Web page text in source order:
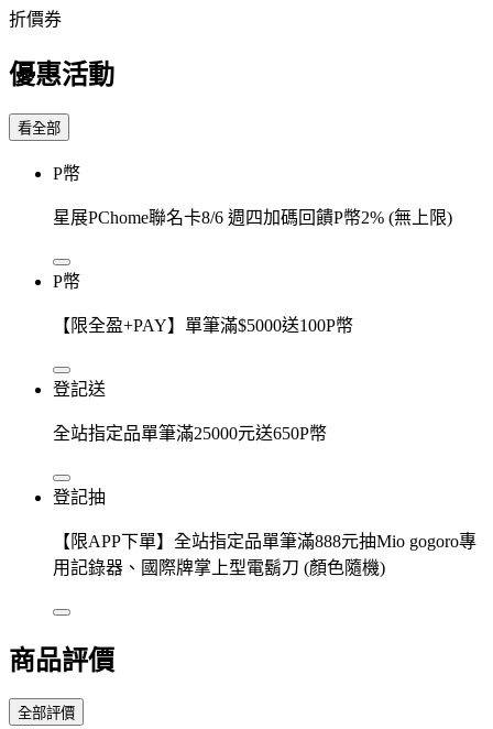
折價券
優惠活動
看全部
P幣
星展PChome聯名卡8/6 週四加碼回饋P幣2% (無上限)
P幣
【限全盈+PAY】單筆滿$5000送100P幣
登記送
全站指定品單筆滿25000元送650P幣
登記抽
【限APP下單】全站指定品單筆滿888元抽Mio gogoro專
用記錄器、國際牌掌上型電鬍刀 (顏色隨機)
商品評價
全部評價